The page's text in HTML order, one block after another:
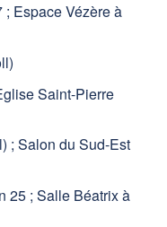
Espace Vézère à
Saint-Pierre
; Salon du Sud-Est
; Salle Béatrix à